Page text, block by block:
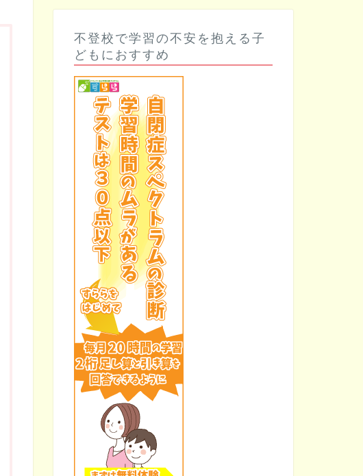
不登校で学習の不安を抱える子
どもにおすすめ